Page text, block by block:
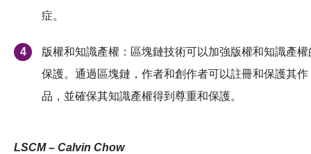
症。
版權和知識產權：區塊鏈技術可以加強版權和知識產權
保護。通過區塊鏈，作者和創作者可以註冊和保護其作
品，並確保其知識產權得到尊重和保護。
LSCM – Calvin Chow